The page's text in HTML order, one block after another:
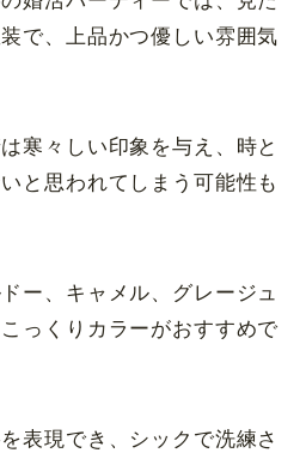
で、上品かつ優しい雰囲気
寒々しい印象を与え、時と
と思われてしまう可能性も
ー、キャメル、グレージュ
っくりカラーがおすすめで
表現でき、シックで洗練さ